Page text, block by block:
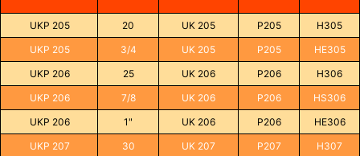
UKP 205 20 UK 205 P205
H305
UKP 205
3/4 UK 205 P205
HE305
UKP 206
25 UK 206 P206
H306
UKP 206
7/8 UK 206 P206
HS306
UKP 206
1" UK 206 P206
HE306
UKP 207
30 UK 207 P207
H307